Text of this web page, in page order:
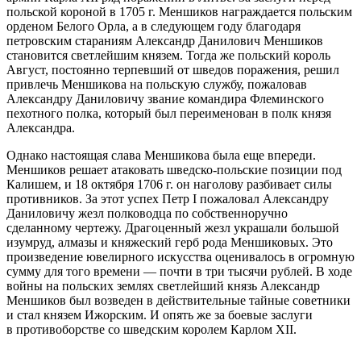
польской короной в 1705 г. Меншиков награждается польским
орденом Белого Орла, а в следующем году благодаря
петровским стараниям Александр Данилович Меншиков
становится светлейшим князем. Тогда же польский король
Август, постоянно терпевший от шведов поражения, решил
привлечь Меншикова на польскую службу, пожаловав
Александру Даниловичу звание командира Флеминского
пехотного полка, который был переименован в полк князя
Александра.
Однако настоящая слава Меншикова была еще впереди.
Меншиков решает атаковать шведско-польские позиции под
Калишем, и 18 октября 1706 г. он наголову разбивает силы
противников. За этот успех Петр I пожаловал Александру
Даниловичу жезл полководца по собственноручно
сделанному чертежу. Драгоценный жезл украшали большой
изумруд, алмазы и княжеский герб рода Меншиковых. Это
произведение ювелирного искусства оценивалось в огромную
сумму для того времени — почти в три тысячи рублей. В ходе
войны на польских землях светлейший князь Александр
Меншиков был возведен в действительные тайные советники
и стал князем Ижорским. И опять же за боевые заслуги
в противоборстве со шведским королем Карлом XII.